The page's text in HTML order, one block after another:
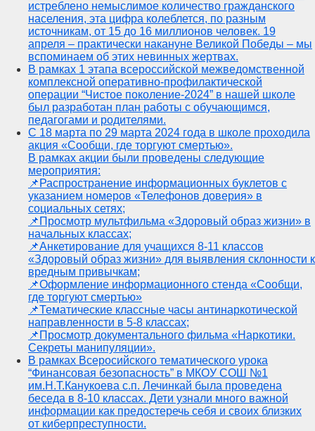
истреблено немыслимое количество гражданского
населения, эта цифра колеблется, по разным
источникам, от 15 до 16 миллионов человек. 19
апреля – практически накануне Великой Победы – мы
вспоминаем об этих невинных жертвах.
В рамках 1 этапа всероссийской межведомственной
комплексной оперативно-профилактической
операции “Чистое поколение-2024” в нашей школе
был разработан план работы с обучающимся,
педагогами и родителями.
С 18 марта по 29 марта 2024 года в школе проходила
акция «Сообщи, где торгуют смертью».
В рамках акции были проведены следующие
мероприятия:
📌Распространение информационных буклетов с
указанием номеров «Телефонов доверия» в
социальных сетях;
📌Просмотр мультфильма «Здоровый образ жизни» в
начальных классах;
📌Анкетирование для учащихся 8-11 классов
«Здоровый образ жизни» для выявления склонности к
вредным привычкам;
📌Оформление информационного стенда «Сообщи,
где торгуют смертью»
📌Тематические классные часы антинаркотической
направленности в 5-8 классах;
📌Просмотр документального фильма «Наркотики.
Секреты манипуляции».
В рамках Всеросийского тематического урока
“Финансовая безопасность” в МКОУ СОШ №1
им.Н.Т.Канукоева с.п. Лечинкай была проведена
беседа в 8-10 классах. Дети узнали много важной
информации как предостеречь себя и своих близких
от киберпреступности.